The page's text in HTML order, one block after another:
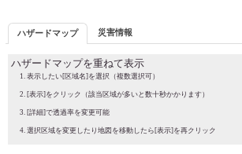
ハザードマップ 災害情報
ハザードマップを重ねて表示
表示したい[区域名]を選択（複数選択可）
[表示]をクリック（該当区域が多いと数十秒かかります）
[詳細]で透過率を変更可能
選択区域を変更したり地図を移動したら[表示]を再クリック